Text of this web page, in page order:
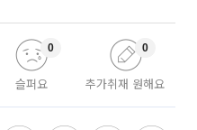
슬퍼요
0
추가취재 원해요
0